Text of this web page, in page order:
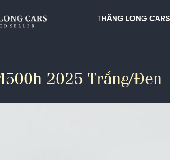
THĂNG LONG CARS
2025 Trắng/Đen